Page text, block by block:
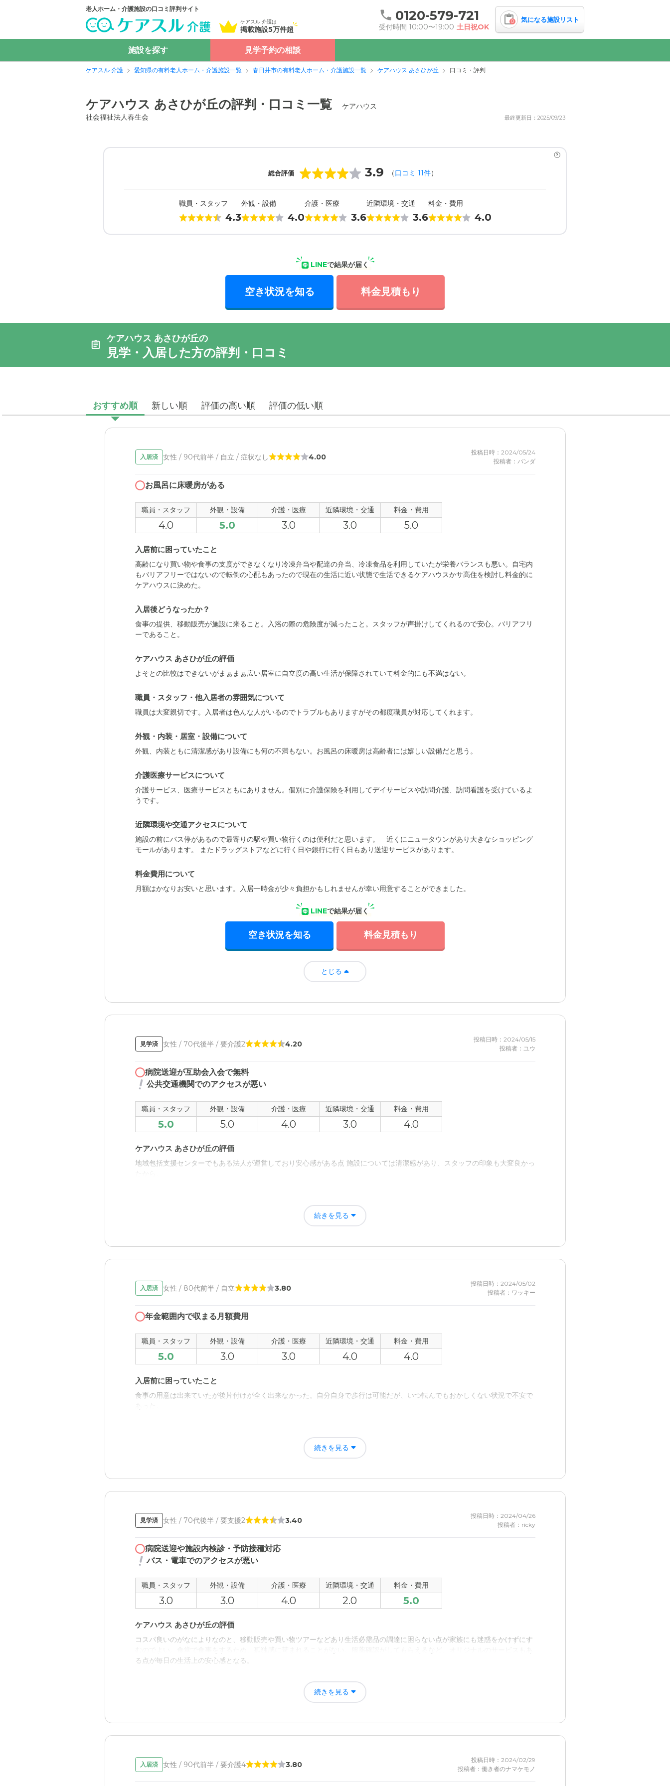
老人ホーム・介護施設の口コミ評判サイト
ケアスル 介護は
掲載施設5万件超
0120-579-721
受付時間 10:00〜19:00 土日祝OK
0 気になる施設リスト
施設を探す 見学予約の相談
ケアスル 介護 愛知県の有料老人ホーム・介護施設一覧 春日井市の有料老人ホーム・介護施設一覧 ケアハウス あさひが丘 口コミ・評判
ケアハウス あさひが丘の評判・口コミ一覧
ケアハウス
社会福祉法人春生会
最終更新日：2025/09/23
?
総合評価 3.9 （口コミ 11件）
職員・スタッフ
4.3
外観・設備
4.0
介護・医療
3.6
近隣環境・交通
3.6
料金・費用
4.0
LINEで結果が届く
空き状況を知る 料金見積もり
ケアハウス あさひが丘の
見学・入居した方の評判・口コミ
おすすめ順 新しい順 評価の高い順 評価の低い順
入居済 女性 / 90代前半 / 自立 / 症状なし 4.00
投稿日時：2024/05/24
投稿者：パンダ
お風呂に床暖房がある
職員・スタッフ 外観・設備 介護・医療 近隣環境・交通 料金・費用
4.0 5.0 3.0 3.0 5.0
入居前に困っていたこと
高齢になり買い物や食事の支度ができなくなり冷凍弁当や配達の弁当、冷凍食品を利用していたが栄養バランスも悪い。自宅内
もバリアフリーではないので転倒の心配もあったので現在の生活に近い状態で生活できるケアハウスかサ高住を検討し料金的に
ケアハウスに決めた。
入居後どうなったか？
食事の提供、移動販売が施設に来ること。入浴の際の危険度が減ったこと。スタッフが声掛けしてくれるので安心。バリアフリ
ーであること。
ケアハウス あさひが丘の評価
よそとの比較はできないがまぁまぁ広い居室に自立度の高い生活が保障されていて料金的にも不満はない。
職員・スタッフ・他入居者の雰囲気について
職員は大変親切です。入居者は色んな人がいるのでトラブルもありますがその都度職員が対応してくれます。
外観・内装・居室・設備について
外観、内装ともに清潔感があり設備にも何の不満もない。お風呂の床暖房は高齢者には嬉しい設備だと思う。
介護医療サービスについて
介護サービス、医療サービスともにありません。個別に介護保険を利用してデイサービスや訪問介護、訪問看護を受けているよ
うです。
近隣環境や交通アクセスについて
施設の前にバス停があるので最寄りの駅や買い物行くのは便利だと思います。 近くにニュータウンがあり大きなショッピング
モールがあります。 またドラッグストアなどに行く日や銀行に行く日もあり送迎サービスがあります。
料金費用について
月額はかなりお安いと思います。入居一時金が少々負担かもしれませんが幸い用意することができました。
LINEで結果が届く
空き状況を知る 料金見積もり
とじる
見学済 女性 / 70代後半 / 要介護2 4.20
投稿日時：2024/05/15
投稿者：ユウ
病院送迎が互助会入会で無料
公共交通機関でのアクセスが悪い
職員・スタッフ 外観・設備 介護・医療 近隣環境・交通 料金・費用
5.0 5.0 4.0 3.0 4.0
ケアハウス あさひが丘の評価
地域包括支援センターでもある法人が運営しており安心感がある点 施設については清潔感があり、スタッフの印象も大変良かっ
スタッフは若い人が多く明るく元気な対応に大変好感が持てた。見学時、入居者の方とはそんなに長話は出来なかったがここで
の生活はどうですか？と尋ねた所、楽しくて良い場所だよと答えてくれたのが印象に残っている。
外観・内装・居室・設備について
外観と内装は古びた様子は無く新しい感じがする。居室も清潔感がある。設備は私が見た中では最も充実していると思うから。
介護医療サービスについて
近隣環境や交通アクセスについて
小高い丘のような場所にある施設で周囲に買い物が出来る場所は全く無いが、買い物ツアーや移動販売等で補っている。 アクセ
スは公共交通機関から遠く車で行くしか無いのがやや不便。
続きを見る
入居済 女性 / 80代前半 / 自立 3.80
投稿日時：2024/05/02
投稿者：ワッキー
年金範囲内で収まる月額費用
職員・スタッフ 外観・設備 介護・医療 近隣環境・交通 料金・費用
5.0 3.0 3.0 4.0 4.0
入居前に困っていたこと
食事の用意は出来ていたが後片付けが全く出来なかった。自分自身で歩行は可能だが、いつ転んでもおかしくない状況で不安で
一人暮らしであったため、転倒したり病気になった場合の不安がハウスへの入居によって解消された。また、食事の用意をしな
ケアハウス あさひが丘の評価
月々の費用が年金の範囲内なので経済的に助かっている。また、施設の担当者の方が親切丁寧に対応してくれている。
職員・スタッフ・他入居者の雰囲気について
い。
外観・内装・居室・設備について
新しい設備ではないので仕方はないが、清潔感もあり特に不満は無い。費用から考えると文句は言えない。
介護医療サービスについて
介護、医療サービスはまだ利用していないので詳細は不明であるが変な話しは聞こえてこない。
近隣環境や交通アクセスについて
決して立地条件は良いわけではないが、自宅から車で20分以内で行くことができるので。
入居時の費用も合理的な金額であったし、月々の費用も年金の範囲なのでとても良い。電気代が多少高いが問題はない。
続きを見る
見学済 女性 / 70代後半 / 要支援2 3.40
投稿日時：2024/04/26
投稿者：ricky
病院送迎や施設内検診・予防接種対応
バス・電車でのアクセスが悪い
職員・スタッフ 外観・設備 介護・医療 近隣環境・交通 料金・費用
3.0 3.0 4.0 2.0 5.0
ケアハウス あさひが丘の評価
コスパ良いのがなによりなのと、移動販売や買い物ツアーなどあり生活必需品の調達に困らない点が家族にも迷惑をかけずにす
る点が毎日の生活上の安心感となる。
有料施設と比べると、腰の低さは感じられないが、特に問題視するほどではないとおもう。
外観・内装・居室・設備について
建設物としては新しい施設ではないため、新しい施設と比べてしまうと魅力にはかかり利点もあるが、生活する上で問題となる
介護医療サービスについて
続きを見る
入居済 女性 / 90代前半 / 要介護4 3.80
投稿日時：2024/02/29
投稿者：働き者のナマケモノ